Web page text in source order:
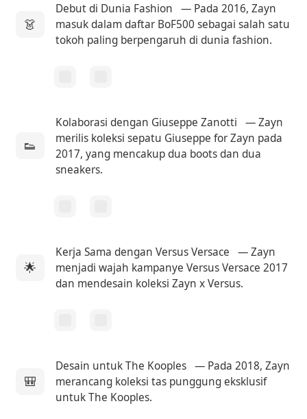
👗
Debut di Dunia Fashion
— Pada 2016, Zayn
masuk dalam daftar BoF500 sebagai salah satu
tokoh paling berpengaruh di dunia fashion.
👟
Kolaborasi dengan Giuseppe Zanotti
— Zayn
merilis koleksi sepatu Giuseppe for Zayn pada
2017, yang mencakup dua boots dan dua
sneakers.
🌟
Kerja Sama dengan Versus Versace
— Zayn
menjadi wajah kampanye Versus Versace 2017
dan mendesain koleksi Zayn x Versus.
🎒
Desain untuk The Kooples — Pada 2018, Zayn
merancang koleksi tas punggung eksklusif
untuk The Kooples.